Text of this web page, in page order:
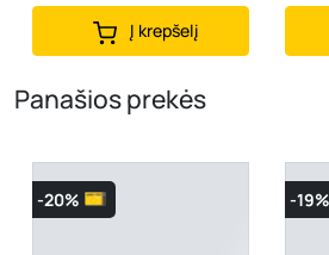
Į krepšelį
Panašios prekės
-20% -19%